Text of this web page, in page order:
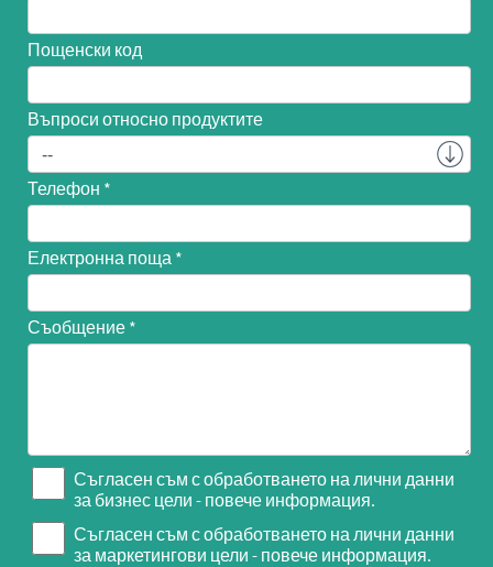
Пощенски код
Въпроси относно продуктите
Телефон
Електронна поща
Съобщение
Съгласен съм с обработването на лични данни
за бизнес цели - повече информация.
Съгласен съм с обработването на лични данни
за маркетингови цели - повече информация.